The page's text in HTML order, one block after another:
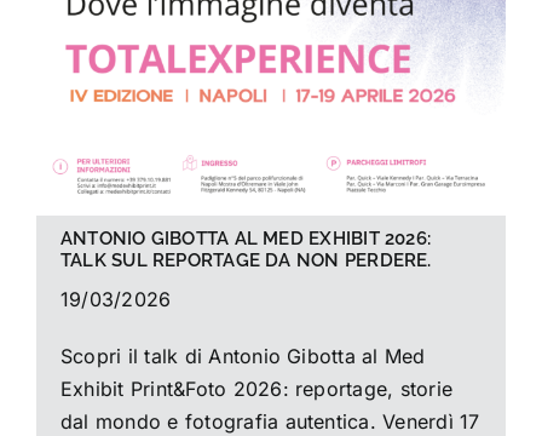
Guide
Cerca
ANTONIO GIBOTTA AL MED EXHIBIT 2026:
TALK SUL REPORTAGE DA NON PERDERE.
19/03/2026
Scopri il talk di Antonio Gibotta al Med
Exhibit Print&Foto 2026: reportage, storie
dal mondo e fotografia autentica. Venerdì 17